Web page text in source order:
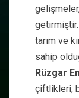
tarım ve
sahip
Rüzgar
çiftlikleri,